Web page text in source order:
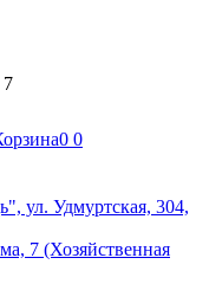
7
0 0
ул. Удмуртская, 304,
7 (Хозяйственная